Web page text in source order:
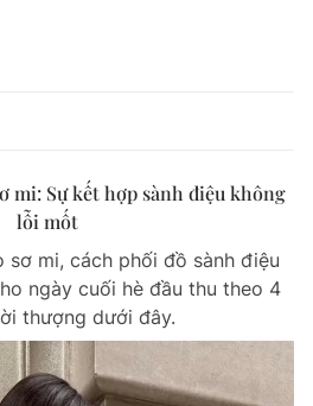
mi: Sự kết hợp sành điệu không
lỗi mốt
sơ mi, cách phối đồ sành điệu
ngày cuối hè đầu thu theo 4
thượng dưới đây.